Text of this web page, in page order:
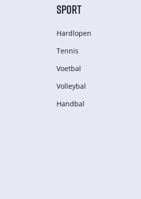
SPORT
Hardlopen
Tennis
Voetbal
Volleybal
Handbal